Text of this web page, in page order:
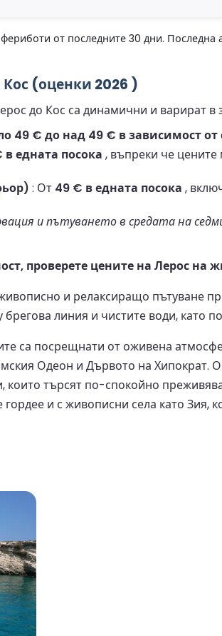
от последните 30 дни. Последна
(оценки 2026 )
до Кос са динамични и варират в
49 € до над 49 € в зависимост от
едната посока , въпреки че
: От 49 € в едната посока ,
и пътуването в средата на
проверете цените на Лерос на
и релаксиращо пътуване
линия и чистите води, като
са посрещнати от оживена
Одеон и Дървото на Хипократ.
които търсят по-спокойно
и с живописни села като